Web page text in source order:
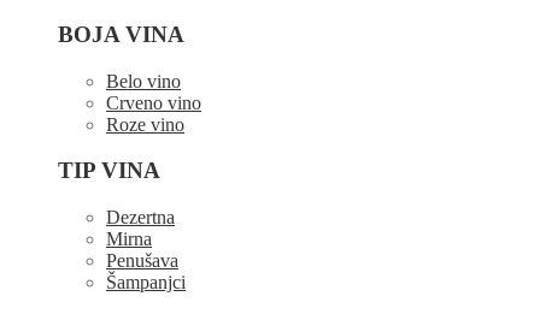
BOJA VINA
Belo vino
Crveno vino
Roze vino
TIP VINA
Dezertna
Mirna
Penušava
Šampanjci